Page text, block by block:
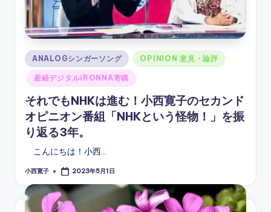
Posted
in
ANALOGシンガーソング OPINION 意見・論評
産経デジタルiRONNA寄稿
それでもNHKは進む！小西寛子のセカンド
オピニオン番組「NHKという怪物！」を振
り返る3年。
こんにちは！小西…
Posted
小西寛子 2023年5月1日